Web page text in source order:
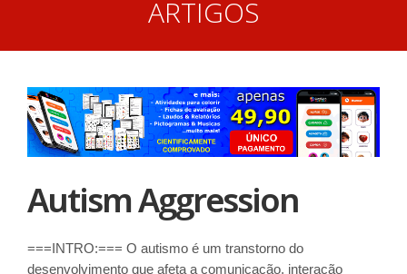
ARTIGOS
Autism Aggression
===INTRO:=== O autismo é um transtorno do
desenvolvimento que afeta a comunicação, interação